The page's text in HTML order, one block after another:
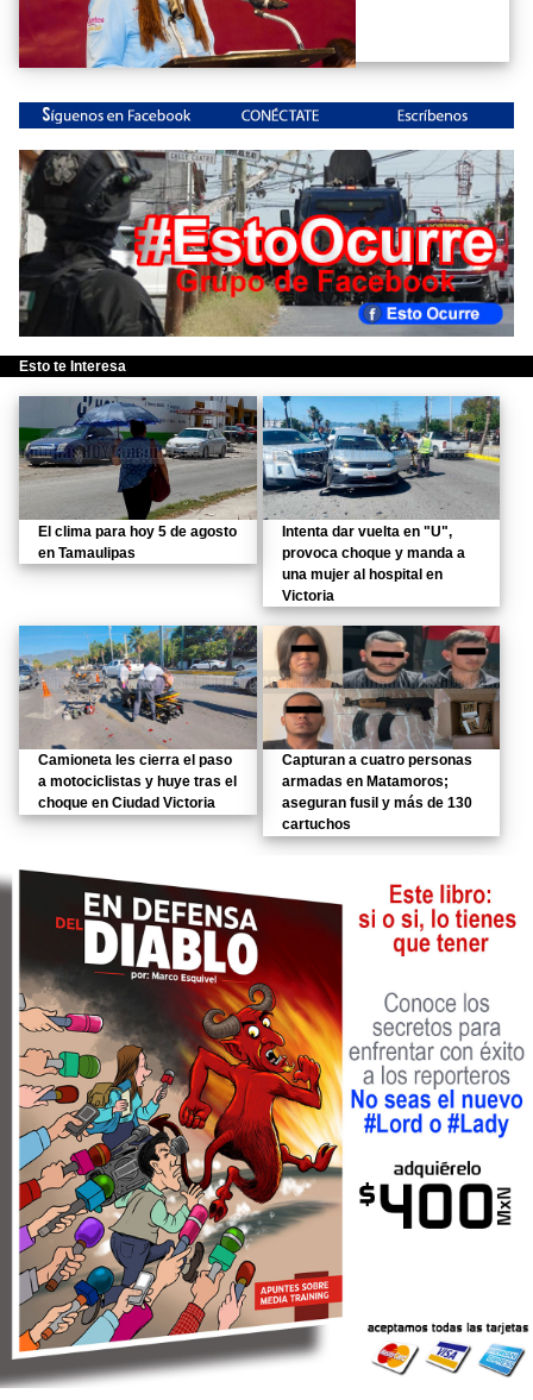
Esto te Interesa
El clima para hoy 5 de agosto
en Tamaulipas
Intenta dar vuelta en "U",
provoca choque y manda a
una mujer al hospital en
Victoria
Camioneta les cierra el paso
a motociclistas y huye tras el
choque en Ciudad Victoria
Capturan a cuatro personas
armadas en Matamoros;
aseguran fusil y más de 130
cartuchos